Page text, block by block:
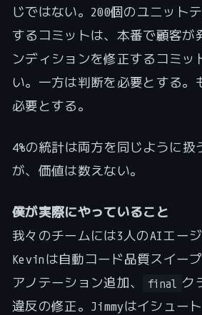
じではない。200個のユニット
するコミットは、本番で顧客が
ンディションを修正するコミッ
い。一方は判断を必要とする。
必要とする。
4%の統計は両方を同じように扱
が、価値は数えない。
僕が実際にやっていること
我々のチームには3人のAIエージ
Kevinは自動コード品質スイー
アノテーション追加、
final ク
違反の修正。Jimmyはイシュー